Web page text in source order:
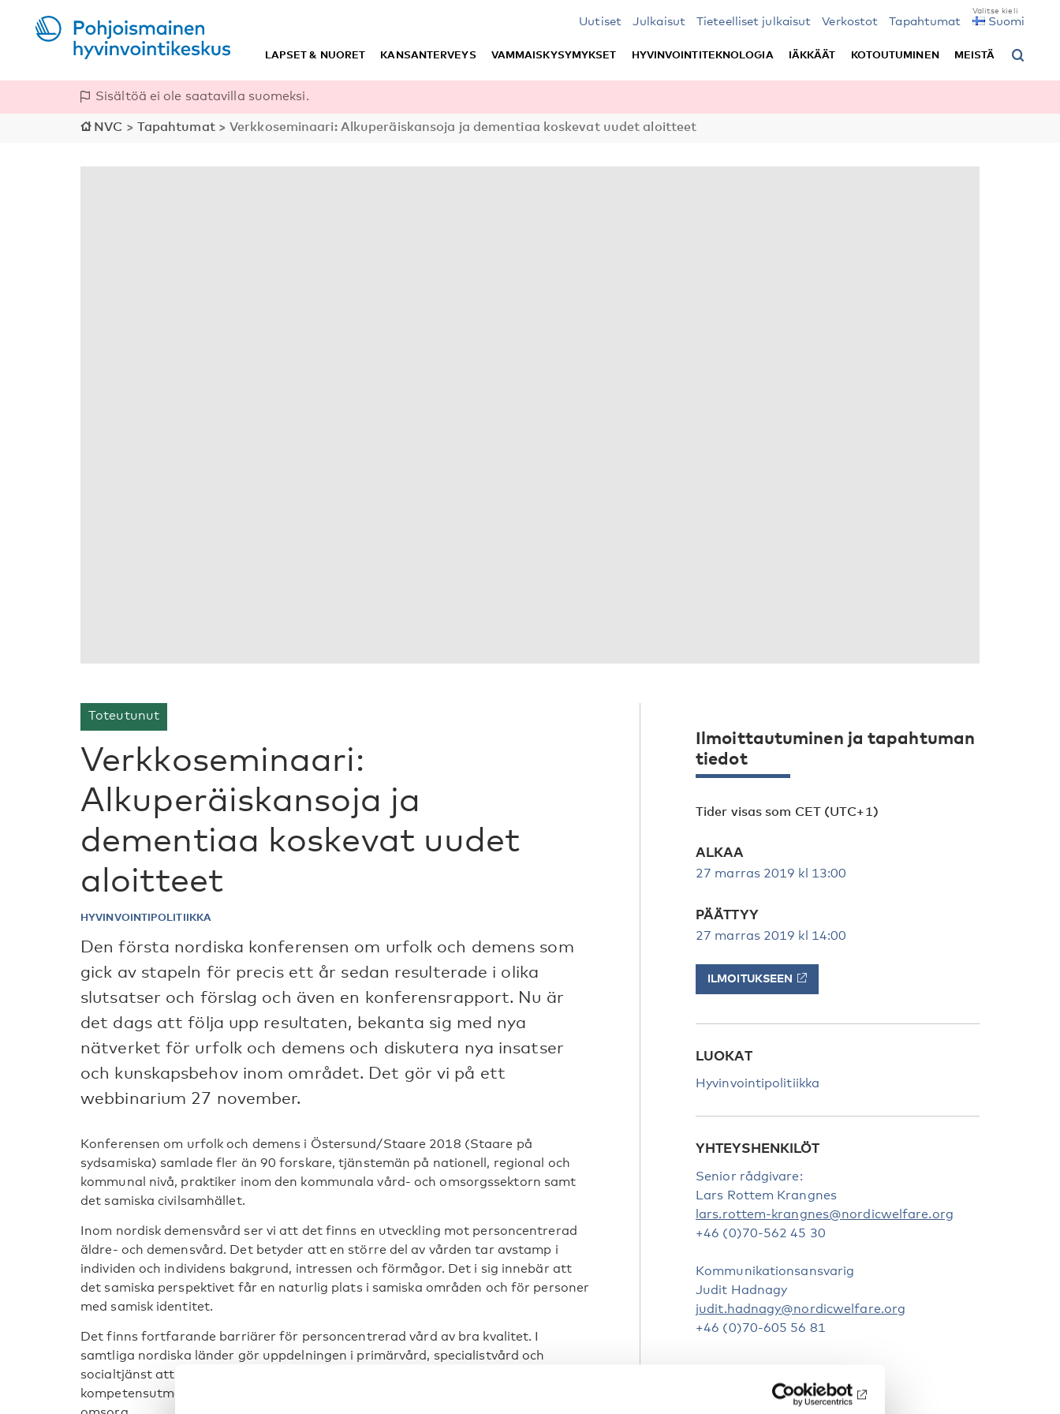
Uutiset Julkaisut Tieteelliset julkaisut Verkostot Tapahtumat Suomi
LAPSET & NUORET KANSANTERVEYS VAMMAISKYSYMYKSET HYVINVOINTITEKNOLOGIA IÄKKÄÄT KOTOUTUMINEN MEISTÄ
Sisältöä ei ole saatavilla suomeksi.
NVC > Tapahtumat>Verkkoseminaari: Alkuperäiskansoja ja dementiaa koskevat uudet aloitteet
Toteutunut
Verkkoseminaari:
Alkuperäiskansoja ja
dementiaa koskevat uudet
aloitteet
HYVINVOINTIPOLITIIKKA
Den första nordiska konferensen om urfolk och demens som
gick av stapeln för precis ett år sedan resulterade i olika
slutsatser och förslag och även en konferensrapport. Nu är
det dags att följa upp resultaten, bekanta sig med nya
nätverket för urfolk och demens och diskutera nya insatser
och kunskapsbehov inom området. Det gör vi på ett
webbinarium 27 november.
Konferensen om urfolk och demens i Östersund/Staare 2018 (Staare på
sydsamiska) samlade fler än 90 forskare, tjänstemän på nationell, regional och
kommunal nivå, praktiker inom den kommunala vård- och omsorgssektorn samt
det samiska civilsamhället.
Inom nordisk demensvård ser vi att det finns en utveckling mot personcentrerad
äldre- och demensvård. Det betyder att en större del av vården tar avstamp i
individen och individens bakgrund, intressen och förmågor. Det i sig innebär att
det samiska perspektivet får en naturlig plats i samiska områden och för personer
med samisk identitet.
Det finns fortfarande barriärer för personcentrerad vård av bra kvalitet. I
samtliga nordiska länder gör uppdelningen i primärvård, specialistvård och
socialtjänst att det kan vara svårt att få samordnade insatser. Rekryterings- och
kompetensutmaningar skapar bristande kontinuitet för den som skal få vård och
Ilmoittautuminen ja tapahtuman
tiedot
Tider visas som CET (UTC+1)
ALKAA
27 marras 2019 kl 13:00
PÄÄTTYY
27 marras 2019 kl 14:00
ILMOITUKSEEN
LUOKAT
Hyvinvointipolitiikka
YHTEYSHENKILÖT
Senior rådgivare:
Lars Rottem Krangnes
lars.rottem-krangnes@nordicwelfare.org
+46 (0)70-562 45 30
Kommunikationsansvarig
Judit Hadnagy
judit.hadnagy@nordicwelfare.org
+46 (0)70-605 56 81